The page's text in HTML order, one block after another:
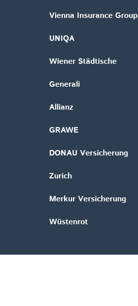
Vienna Insurance Group
UNIQA
Wiener Städtische
Generali
Allianz
GRAWE
DONAU Versicherung
Zurich
Merkur Versicherung
Wüstenrot